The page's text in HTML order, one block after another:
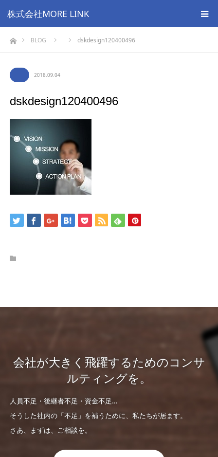
株式会社MORE LINK
ホームBLOG dskdesign120400496
2018.09.04
dskdesign120400496
会社が大きく飛躍するためのコンサ
ルティングを。
人員不足・後継者不足・資金不足…
そうした社内の「不足」を補うために、私たちが居ます。
さあ、まずは、ご相談を。